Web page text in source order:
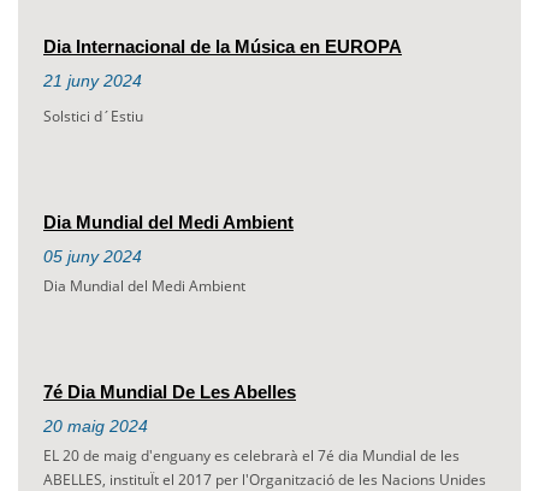
Dia Internacional de la Música en EUROPA
21 juny 2024
Solstici d´Estiu
Dia Mundial del Medi Ambient
05 juny 2024
Dia Mundial del Medi Ambient
7é Dia Mundial De Les Abelles
20 maig 2024
EL 20 de maig d'enguany es celebrarà el 7é dia Mundial de les
ABELLES, instituÏt el 2017 per l'Organització de les Nacions Unides